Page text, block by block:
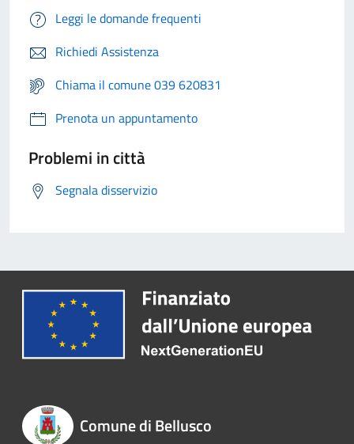
Leggi le domande frequenti
Richiedi Assistenza
Chiama il comune 039 620831
Prenota un appuntamento
Problemi in città
Segnala disservizio
Comune di Bellusco